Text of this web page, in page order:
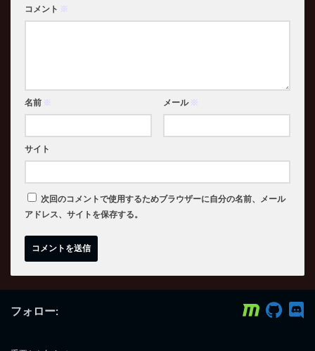
コメント ※
名前 ※ メール ※
サイト
次回のコメントで使用するためブラウザーに自分の名前、メール
アドレス、サイトを保存する。
フォロー: